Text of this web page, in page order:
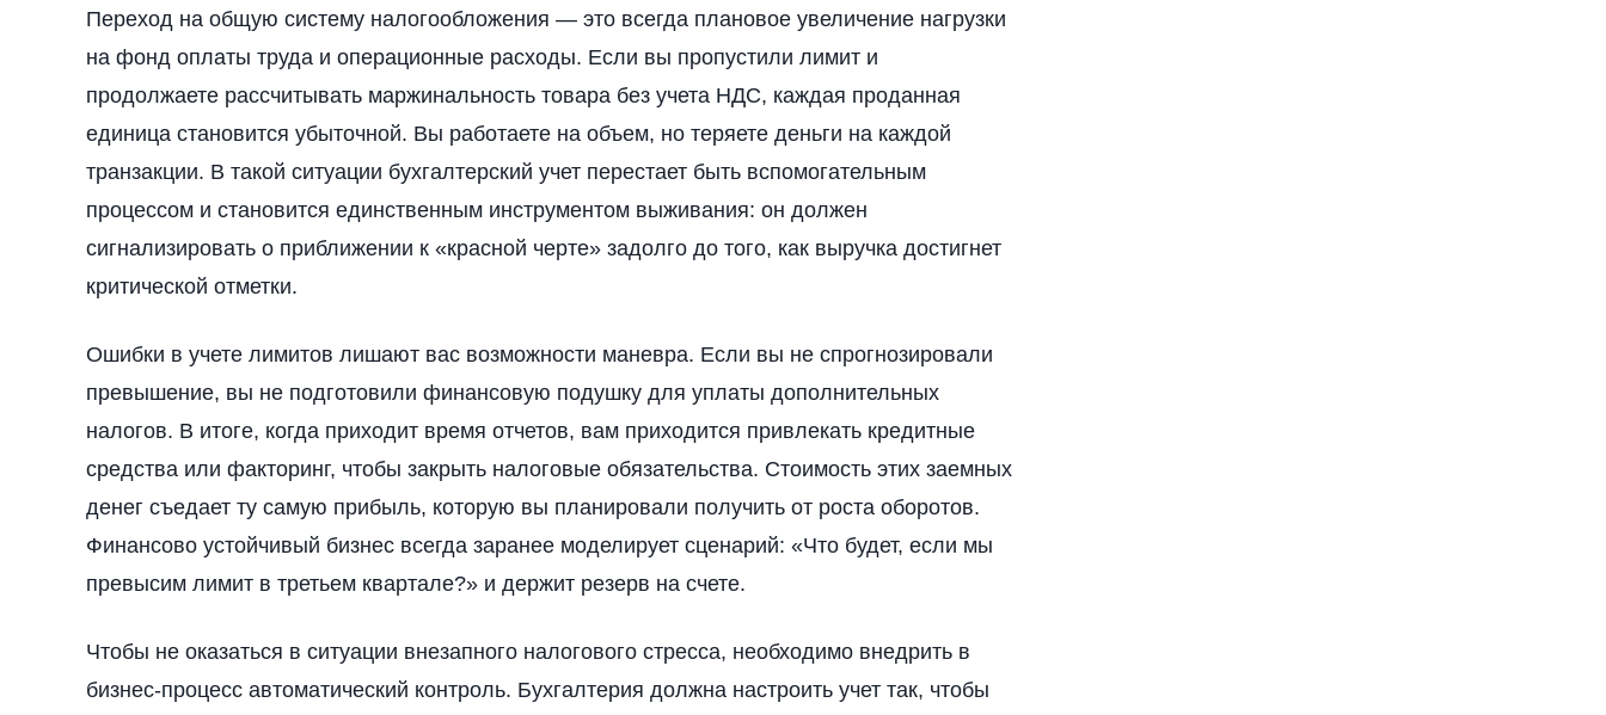
Переход на общую систему налогообложения — это всегда плановое увеличение нагрузки
на фонд оплаты труда и операционные расходы. Если вы пропустили лимит и
продолжаете рассчитывать маржинальность товара без учета НДС, каждая проданная
единица становится убыточной. Вы работаете на объем, но теряете деньги на каждой
транзакции. В такой ситуации бухгалтерский учет перестает быть вспомогательным
процессом и становится единственным инструментом выживания: он должен
сигнализировать о приближении к «красной черте» задолго до того, как выручка достигнет
критической отметки.
Ошибки в учете лимитов лишают вас возможности маневра. Если вы не спрогнозировали
превышение, вы не подготовили финансовую подушку для уплаты дополнительных
налогов. В итоге, когда приходит время отчетов, вам приходится привлекать кредитные
средства или факторинг, чтобы закрыть налоговые обязательства. Стоимость этих заемных
денег съедает ту самую прибыль, которую вы планировали получить от роста оборотов.
Финансово устойчивый бизнес всегда заранее моделирует сценарий: «Что будет, если мы
превысим лимит в третьем квартале?» и держит резерв на счете.
Чтобы не оказаться в ситуации внезапного налогового стресса, необходимо внедрить в
бизнес-процесс автоматический контроль. Бухгалтерия должна настроить учет так, чтобы